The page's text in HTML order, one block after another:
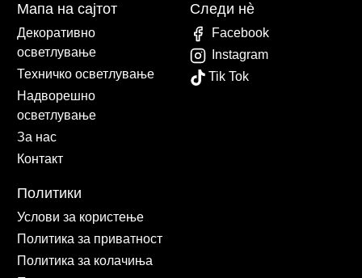
Мапа на сајтот
Декоративно
осветлување
Техничко осветлување
Надворешно
осветлување
За нас
Контакт
Политики
Услови за користење
Политика за приватност
Политика за колачиња
Следи нè
Facebook
Instagram
Tik Tok